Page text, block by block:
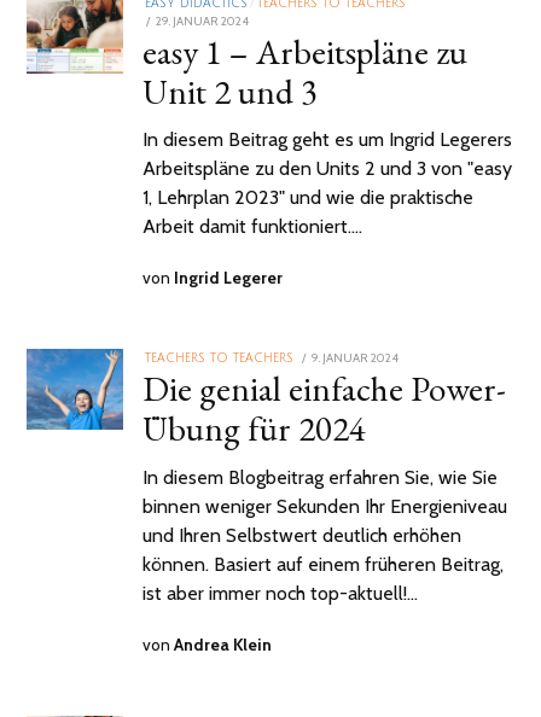
POSTED
29. JANUAR 2024
easy 1 – Arbeitspläne zu
Unit 2 und 3
In diesem Beitrag geht es um Ingrid Legerers
Arbeitspläne zu den Units 2 und 3 von "easy
1, Lehrplan 2023" und wie die praktische
Arbeit damit funktioniert.…
von Ingrid Legerer
TEACHERS TO TEACHERS
POSTED
9. JANUAR 2024
APRIL
2024
Die genial einfache Power-
Übung für 2024
In diesem Blogbeitrag erfahren Sie, wie Sie
binnen weniger Sekunden Ihr Energieniveau
und Ihren Selbstwert deutlich erhöhen
können. Basiert auf einem früheren Beitrag,
ist aber immer noch top-aktuell!…
vonAndrea Klein